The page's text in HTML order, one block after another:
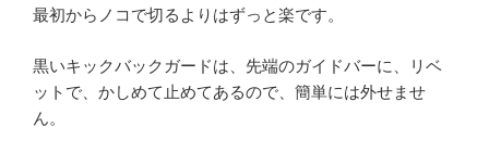
最初からノコで切るよりはずっと楽です。
黒いキックバックガードは、先端のガイドバーに、リベ
ットで、かしめて止めてあるので、簡単には外せませ
ん。